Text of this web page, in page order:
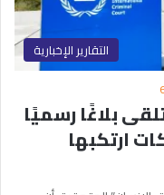
التقارير الإخبارية
بلاغًا رسميًا
ارتكبها